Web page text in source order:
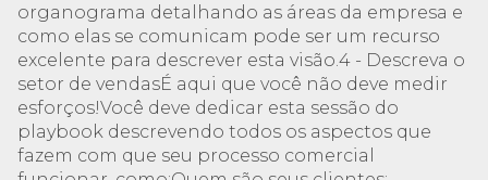
organograma detalhando as áreas da empresa e
como elas se comunicam pode ser um recurso
excelente para descrever esta visão.4 - Descreva o
setor de vendasÉ aqui que você não deve medir
esforços!Você deve dedicar esta sessão do
playbook descrevendo todos os aspectos que
fazem com que seu processo comercial